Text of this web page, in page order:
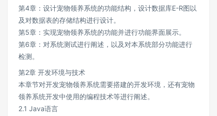
第4章：设计宠物领养系统的功能结构，设计数据库E-R图以
及对数据表的存储结构进行设计。
第5章：实现宠物领养系统的功能并进行功能界面展示。
第6章：对系统测试进行阐述，以及对本系统部分功能进行
检测。
第2章 开发环境与技术
本章节对开发宠物领养系统需要搭建的开发环境，还有宠物
领养系统开发中使用的编程技术等进行阐述。
2.1 Java语言